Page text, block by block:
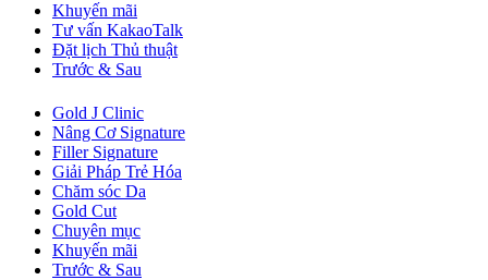
Khuyến mãi
Tư vấn KakaoTalk
Đặt lịch Thủ thuật
Trước & Sau
Gold J Clinic
Nâng Cơ Signature
Filler Signature
Giải Pháp Trẻ Hóa
Chăm sóc Da
Gold Cut
Chuyên mục
Khuyến mãi
Trước & Sau